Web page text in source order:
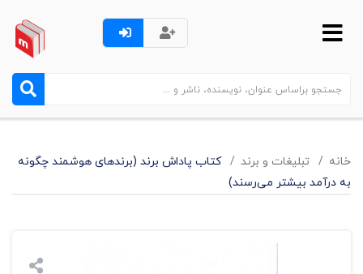
خانه تبليغات و برند
کتاب پاداش برند (برندهای هوشمند چگونه
به درآمد بیشتر می‌رسند)